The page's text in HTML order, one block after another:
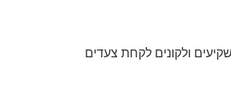
ולקונים לקחת צעדים